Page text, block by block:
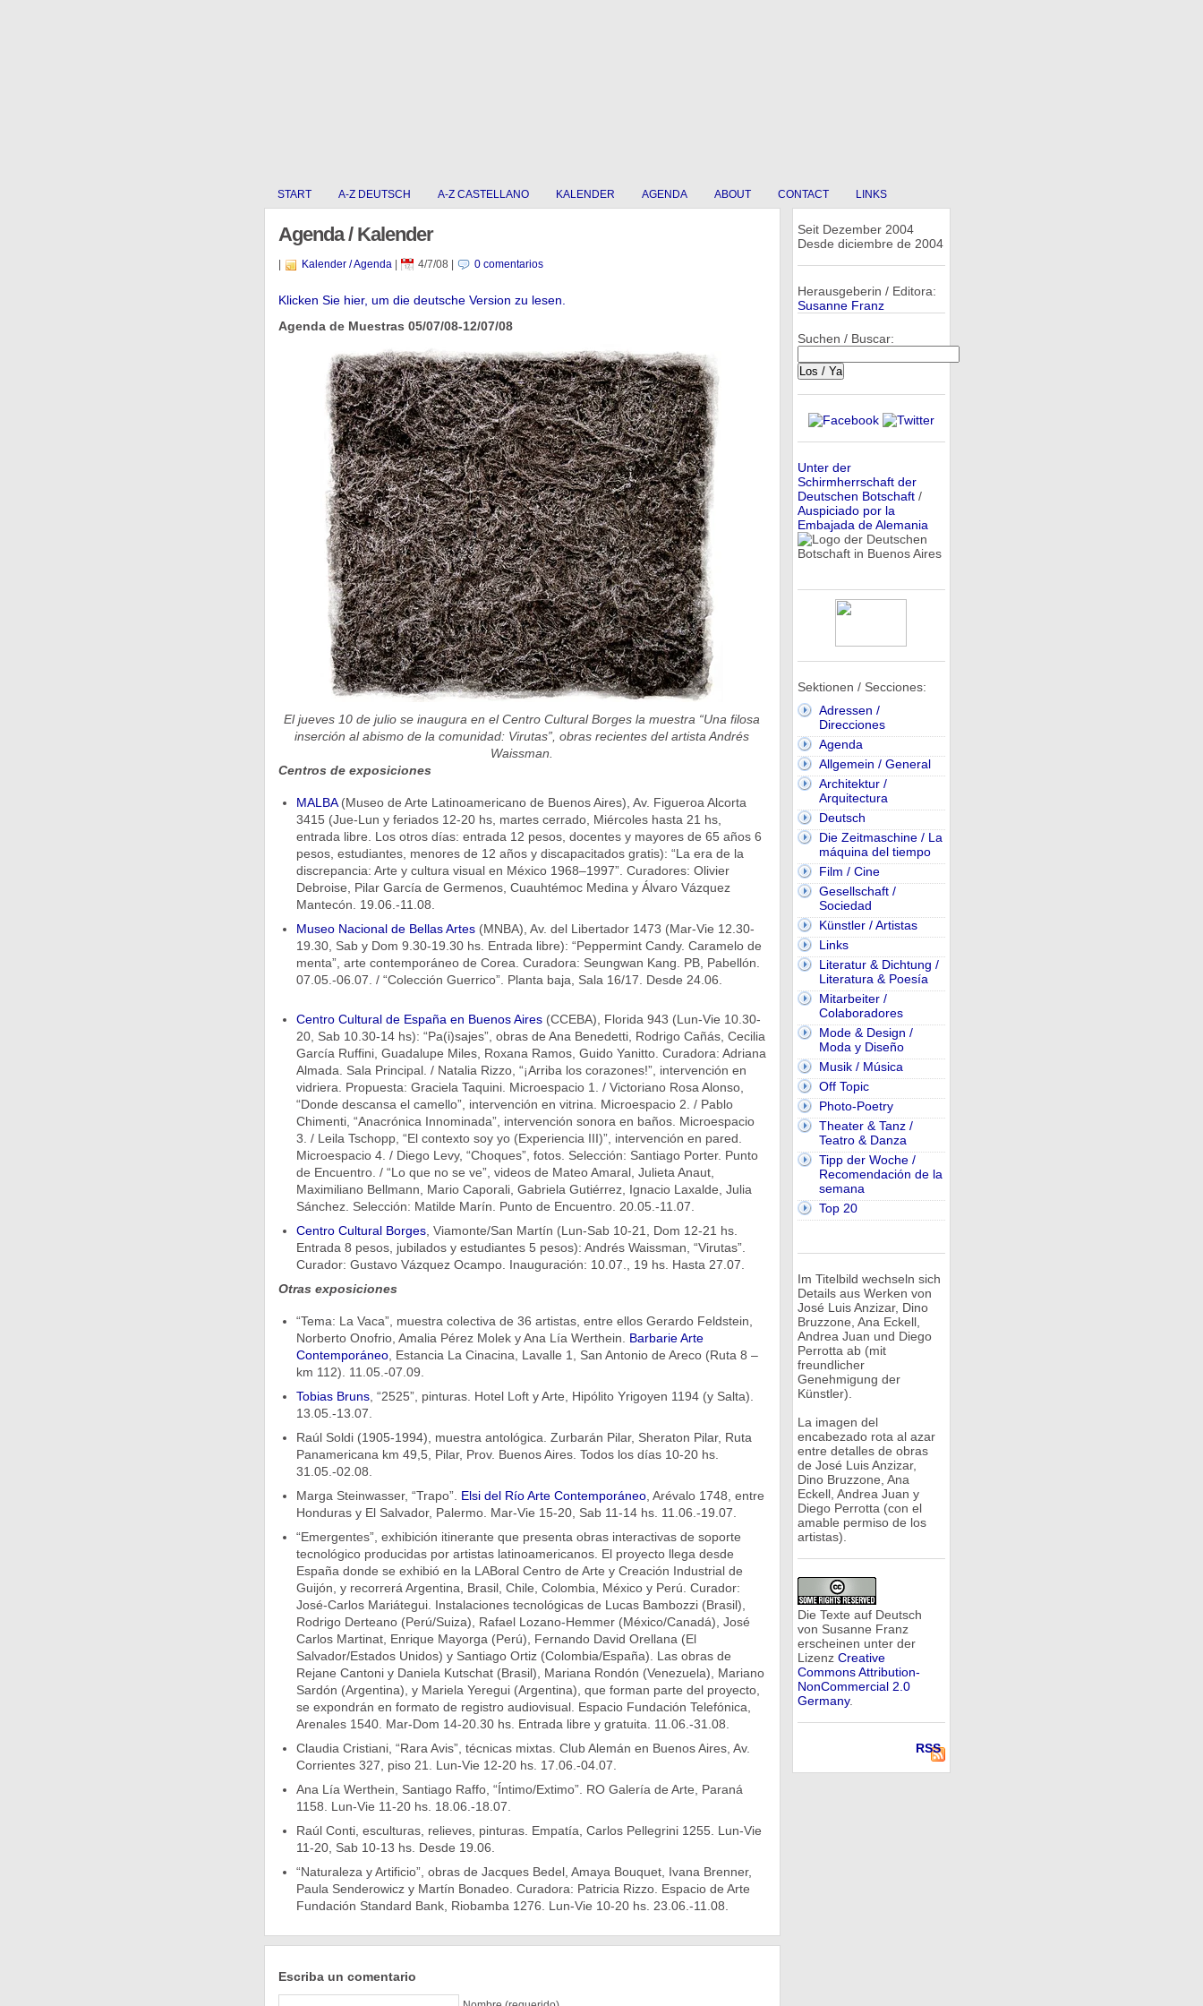
START A-Z DEUTSCH A-Z CASTELLANO KALENDER AGENDA ABOUT CONTACT LINKS
Agenda / Kalender
Kalender / Agenda| 4/7/08 0 comentarios
Klicken Sie hier, um die deutsche Version zu lesen.
Agenda de Muestras 05/07/08-12/07/08
El jueves 10 de julio se inaugura en el Centro Cultural Borges la muestra “Una filosa
inserción al abismo de la comunidad: Virutas”, obras recientes del artista Andrés
Waissman.
Centros de exposiciones
MALBA(Museo de Arte Latinoamericano de Buenos Aires), Av. Figueroa Alcorta
3415 (Jue-Lun y feriados 12-20 hs, martes cerrado, Miércoles hasta 21 hs,
entrada libre. Los otros días: entrada 12 pesos, docentes y mayores de 65 años 6
pesos, estudiantes, menores de 12 años y discapacitados gratis): “La era de la
discrepancia: Arte y cultura visual en México 1968–1997”. Curadores: Olivier
Debroise, Pilar García de Germenos, Cuauhtémoc Medina y Álvaro Vázquez
Mantecón. 19.06.-11.08.
Museo Nacional de Bellas Artes(MNBA), Av. del Libertador 1473 (Mar-Vie 12.30-
19.30, Sab y Dom 9.30-19.30 hs. Entrada libre): “Peppermint Candy. Caramelo de
menta”, arte contemporáneo de Corea. Curadora: Seungwan Kang. PB, Pabellón.
07.05.-06.07. / “Colección Guerrico”. Planta baja, Sala 16/17. Desde 24.06.
Centro Cultural de España en Buenos Aires(CCEBA), Florida 943 (Lun-Vie 10.30-
20, Sab 10.30-14 hs): “Pa(i)sajes”, obras de Ana Benedetti, Rodrigo Cañás, Cecilia
García Ruffini, Guadalupe Miles, Roxana Ramos, Guido Yanitto. Curadora: Adriana
Almada. Sala Principal. / Natalia Rizzo, “¡Arriba los corazones!”, intervención en
vidriera. Propuesta: Graciela Taquini. Microespacio 1. / Victoriano Rosa Alonso,
“Donde descansa el camello”, intervención en vitrina. Microespacio 2. / Pablo
Chimenti, “Anacrónica Innominada”, intervención sonora en baños. Microespacio
3. / Leila Tschopp, “El contexto soy yo (Experiencia III)”, intervención en pared.
Microespacio 4. / Diego Levy, “Choques”, fotos. Selección: Santiago Porter. Punto
de Encuentro. / “Lo que no se ve”, videos de Mateo Amaral, Julieta Anaut,
Maximiliano Bellmann, Mario Caporali, Gabriela Gutiérrez, Ignacio Laxalde, Julia
Sánchez. Selección: Matilde Marín. Punto de Encuentro. 20.05.-11.07.
Centro Cultural Borges, Viamonte/San Martín (Lun-Sab 10-21, Dom 12-21 hs.
Entrada 8 pesos, jubilados y estudiantes 5 pesos): Andrés Waissman, “Virutas”.
Curador: Gustavo Vázquez Ocampo. Inauguración: 10.07., 19 hs. Hasta 27.07.
Otras exposiciones
“Tema: La Vaca”, muestra colectiva de 36 artistas, entre ellos Gerardo Feldstein,
Norberto Onofrio, Amalia Pérez Molek y Ana Lía Werthein. Barbarie Arte
Contemporáneo, Estancia La Cinacina, Lavalle 1, San Antonio de Areco (Ruta 8 –
km 112). 11.05.-07.09.
Tobias Bruns, “2525”, pinturas. Hotel Loft y Arte, Hipólito Yrigoyen 1194 (y Salta).
13.05.-13.07.
Raúl Soldi (1905-1994), muestra antológica. Zurbarán Pilar, Sheraton Pilar, Ruta
Panamericana km 49,5, Pilar, Prov. Buenos Aires. Todos los días 10-20 hs.
31.05.-02.08.
Marga Steinwasser, “Trapo”. Elsi del Río Arte Contemporáneo, Arévalo 1748, entre
Honduras y El Salvador, Palermo. Mar-Vie 15-20, Sab 11-14 hs. 11.06.-19.07.
“Emergentes”, exhibición itinerante que presenta obras interactivas de soporte
tecnológico producidas por artistas latinoamericanos. El proyecto llega desde
España donde se exhibió en la LABoral Centro de Arte y Creación Industrial de
Guijón, y recorrerá Argentina, Brasil, Chile, Colombia, México y Perú. Curador:
José-Carlos Mariátegui. Instalaciones tecnológicas de Lucas Bambozzi (Brasil),
Rodrigo Derteano (Perú/Suiza), Rafael Lozano-Hemmer (México/Canadá), José
Carlos Martinat, Enrique Mayorga (Perú), Fernando David Orellana (El
Salvador/Estados Unidos) y Santiago Ortiz (Colombia/España). Las obras de
Rejane Cantoni y Daniela Kutschat (Brasil), Mariana Rondón (Venezuela), Mariano
Sardón (Argentina), y Mariela Yeregui (Argentina), que forman parte del proyecto,
se expondrán en formato de registro audiovisual. Espacio Fundación Telefónica,
Arenales 1540. Mar-Dom 14-20.30 hs. Entrada libre y gratuita. 11.06.-31.08.
Claudia Cristiani, “Rara Avis”, técnicas mixtas. Club Alemán en Buenos Aires, Av.
Corrientes 327, piso 21. Lun-Vie 12-20 hs. 17.06.-04.07.
Ana Lía Werthein, Santiago Raffo, “Íntimo/Extimo”. RO Galería de Arte, Paraná
1158. Lun-Vie 11-20 hs. 18.06.-18.07.
Raúl Conti, esculturas, relieves, pinturas. Empatía, Carlos Pellegrini 1255. Lun-Vie
11-20, Sab 10-13 hs. Desde 19.06.
“Naturaleza y Artificio”, obras de Jacques Bedel, Amaya Bouquet, Ivana Brenner,
Paula Senderowicz y Martín Bonadeo. Curadora: Patricia Rizzo. Espacio de Arte
Fundación Standard Bank, Riobamba 1276. Lun-Vie 10-20 hs. 23.06.-11.08.
Escriba un comentario
Seit Dezember 2004
Desde diciembre de 2004
Herausgeberin / Editora:
Susanne Franz
Suchen / Buscar:
Unter der
Schirmherrschaft der
Deutschen Botschaft/
Auspiciado por la
Embajada de Alemania
Sektionen / Secciones:
Adressen /
Direcciones
Agenda
Allgemein / General
Architektur /
Arquitectura
Deutsch
Die Zeitmaschine / La
máquina del tiempo
Film / Cine
Gesellschaft /
Sociedad
Künstler / Artistas
Links
Literatur & Dichtung /
Literatura & Poesía
Mitarbeiter /
Colaboradores
Mode & Design /
Moda y Diseño
Musik / Música
Off Topic
Photo-Poetry
Theater & Tanz /
Teatro & Danza
Tipp der Woche /
Recomendación de la
semana
Top 20
Im Titelbild wechseln sich
Details aus Werken von
José Luis Anzizar, Dino
Bruzzone, Ana Eckell,
Andrea Juan und Diego
Perrotta ab (mit
freundlicher
Genehmigung der
Künstler).
La imagen del
encabezado rota al azar
entre detalles de obras
de José Luis Anzizar,
Dino Bruzzone, Ana
Eckell, Andrea Juan y
Diego Perrotta (con el
amable permiso de los
artistas).
Die Texte auf Deutsch
von Susanne Franz
erscheinen unter der
Lizenz Creative
Commons Attribution-
NonCommercial 2.0
Germany.
RSS